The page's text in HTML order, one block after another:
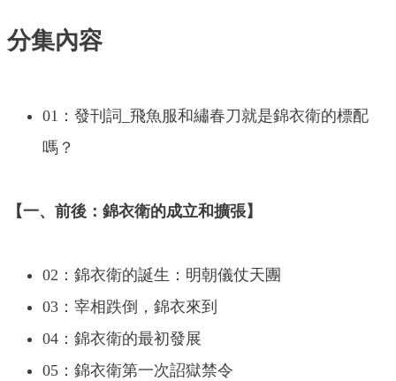
分集內容
01：發刊詞_飛魚服和繡春刀就是錦衣衛的標配
嗎？
【一、前後：錦衣衛的成立和擴張】
02：錦衣衛的誕生：明朝儀仗天團
03：宰相跌倒，錦衣來到
04：錦衣衛的最初發展
05：錦衣衛第一次詔獄禁令